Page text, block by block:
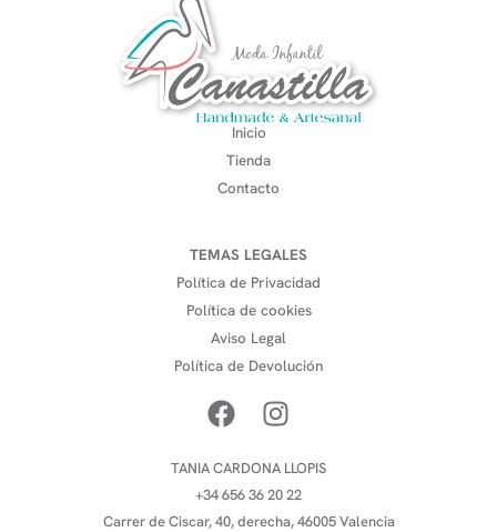
Inicio
Tienda
Contacto
TEMAS LEGALES
Política de Privacidad
Política de cookies
Aviso Legal
Política de Devolución
TANIA CARDONA LLOPIS
+34 656 36 20 22
Carrer de Ciscar, 40, derecha, 46005 Valencia